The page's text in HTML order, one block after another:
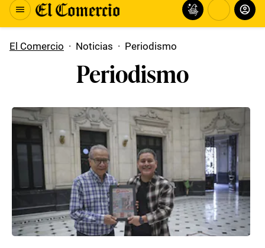
El Comercio · Noticias · Periodismo
Periodismo